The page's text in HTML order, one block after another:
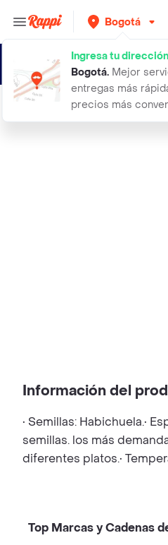
Bogotá
Ingresa tu
Bogotá. Mejor
entregas más
precios más
30 semillas organicas de
Información del
• Semillas: Habichuela.•
semillas. los más
diferentes platos.•
Top Marcas y Cadenas